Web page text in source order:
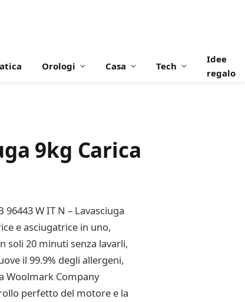
Orologi Casa Tech
Idee
regalo
9kg Carica
W IT N – Lavasciuga
e asciugatrice in uno,
20 minuti senza lavarli,
il 99.9% degli allergeni,
Woolmark Company
perfetto del motore e la